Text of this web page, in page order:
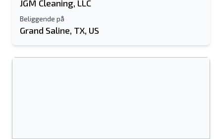
JGM Cleaning, LLC
Beliggende på
Grand Saline, TX, US